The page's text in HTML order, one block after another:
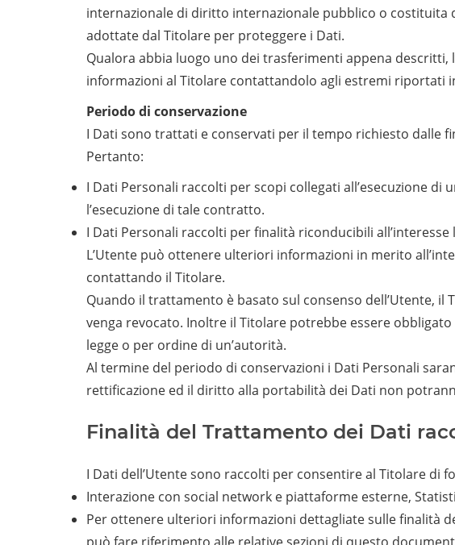
internazionale di diritto internazionale pubblico o costituita
adottate dal Titolare per proteggere i Dati.
Qualora abbia luogo uno dei trasferimenti appena
informazioni al Titolare contattandolo agli estremi riportati
Periodo di conservazione
I Dati sono trattati e conservati per il tempo richiesto dalle
Pertanto:
I Dati Personali raccolti per scopi collegati all’esecuzione
l’esecuzione di tale contratto.
I Dati Personali raccolti per finalità riconducibili
L’Utente può ottenere ulteriori informazioni in merito
contattando il Titolare.
Quando il trattamento è basato sul consenso dell’Utente,
venga revocato. Inoltre il Titolare potrebbe essere
legge o per ordine di un’autorità.
Al termine del periodo di conservazioni i Dati Personali
rettificazione ed il diritto alla portabilità dei Dati non
Finalità del Trattamento dei Dati
I Dati dell’Utente sono raccolti per consentire al Titolare di
Interazione con social network e piattaforme esterne,
Per ottenere ulteriori informazioni dettagliate sulle finalità